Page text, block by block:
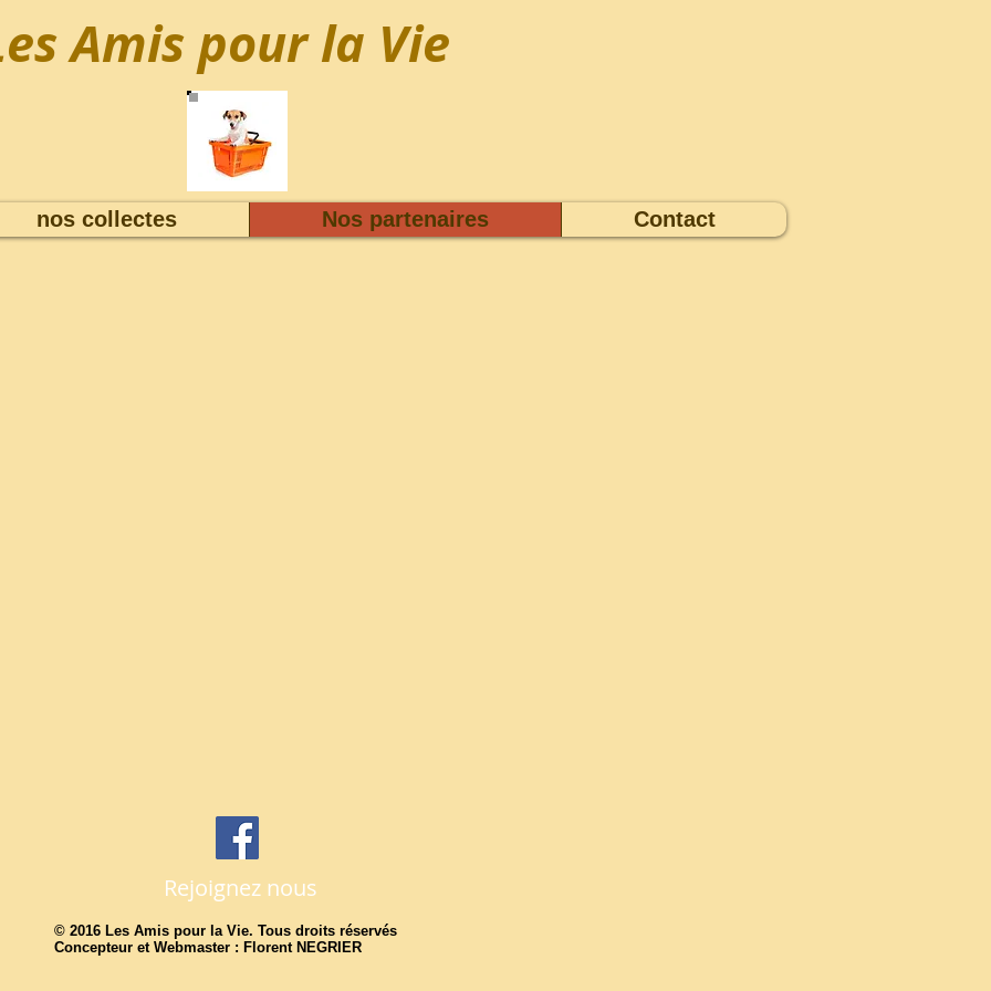
Amis pour la Vie
nos collectes Nos partenaires Contact
Rejoignez nous
© 2016 Les Amis pour la Vie. Tous droits réservés
Concepteur et Webmaster : Florent NEGRIER